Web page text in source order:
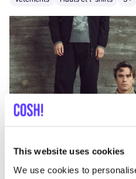
This website uses cookies
We use cookies to